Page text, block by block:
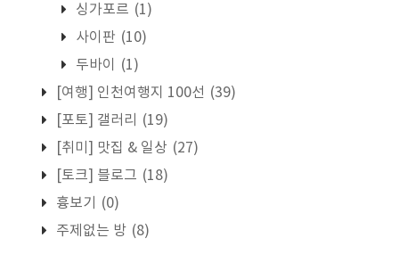
싱가포르 (1)
사이판 (10)
두바이
(1)
[여행] 인천여행지 100선 (39)
[포토] 갤러리
(19)
[취미] 맛집 & 일상 (27)
[토크] 블로그 (18)
흉보기
(0)
주제없는 방 (8)